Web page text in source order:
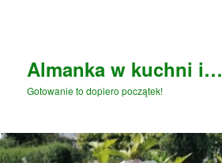
Almanka w kuchni i…
Gotowanie to dopiero początek!